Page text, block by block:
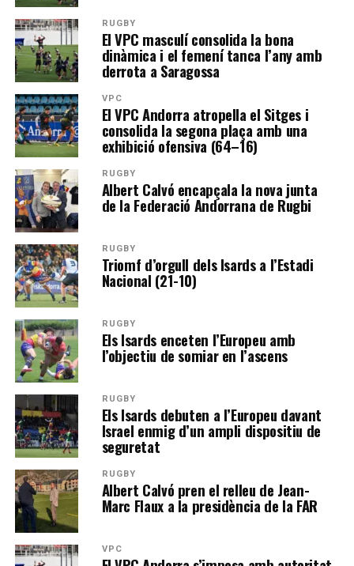
RUGBY
El VPC masculí consolida la bona
dinàmica i el femení tanca l’any amb
derrota a Saragossa
VPC
El VPC Andorra atropella el Sitges i
consolida la segona plaça amb una
exhibició ofensiva (64–16)
RUGBY
Albert Calvó encapçala la nova junta
de la Federació Andorrana de Rugbi
RUGBY
Triomf d’orgull dels Isards a l’Estadi
Nacional (21-10)
RUGBY
Els Isards enceten l’Europeu amb
l’objectiu de somiar en l’ascens
RUGBY
Els Isards debuten a l’Europeu davant
Israel enmig d’un ampli dispositiu de
seguretat
RUGBY
Albert Calvó pren el relleu de Jean-
Marc Flaux a la presidència de la FAR
VPC